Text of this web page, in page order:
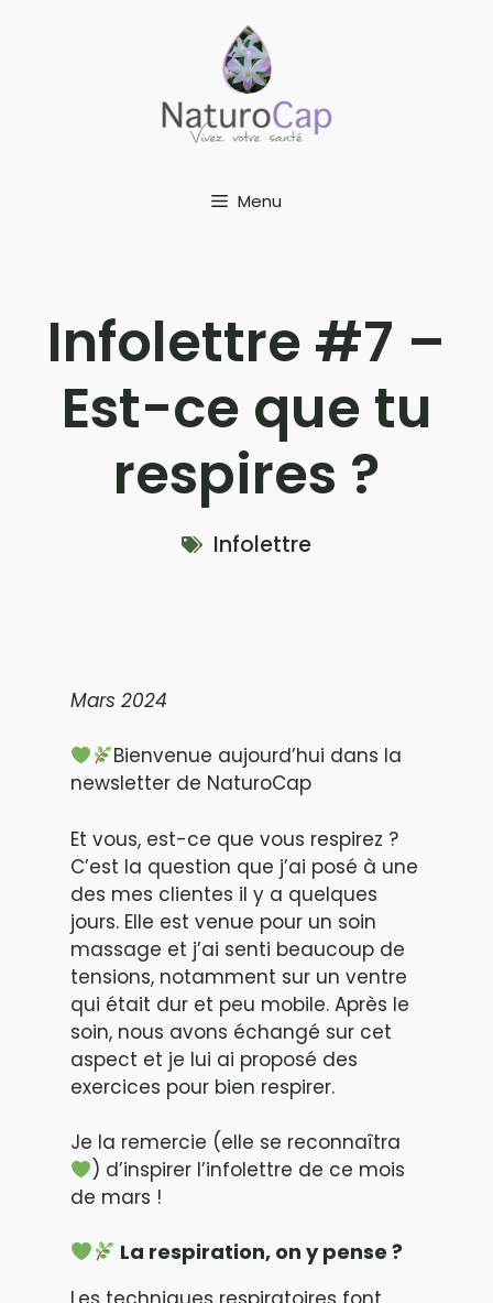
Menu
Infolettre #7 –
Est-ce que tu
respires ?
Infolettre
Mars 2024
Bienvenue aujourd’hui dans la
newsletter de NaturoCap
Et vous, est-ce que vous respirez ?
C’est la question que j’ai posé à une
des mes clientes il y a quelques
jours. Elle est venue pour un soin
massage et j’ai senti beaucoup de
tensions, notamment sur un ventre
qui était dur et peu mobile. Après le
soin, nous avons échangé sur cet
aspect et je lui ai proposé des
exercices pour bien respirer.
Je la remercie (elle se reconnaîtra
) d’inspirer l’infolettre de ce mois
de mars !
La respiration, on y pense ?